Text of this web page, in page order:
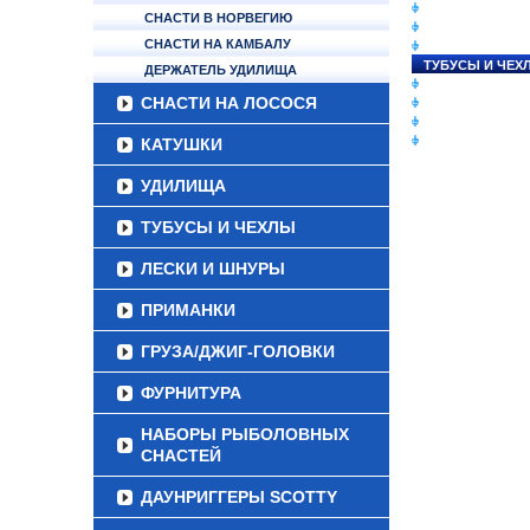
СНАСТИ В НОРВЕГИЮ
СНАСТИ НА КАМБАЛУ
ДЕРЖАТЕЛЬ УДИЛИЩА
СНАСТИ НА ЛОСОСЯ
КАТУШКИ
УДИЛИЩА
ТУБУСЫ И ЧЕХЛЫ
ЛЕСКИ И ШНУРЫ
ПРИМАНКИ
ГРУЗА/ДЖИГ-ГОЛОВКИ
ФУРНИТУРА
НАБОРЫ РЫБОЛОВНЫХ
СНАСТЕЙ
ДАУНРИГГЕРЫ SCOTTY
ТУБУСЫ И